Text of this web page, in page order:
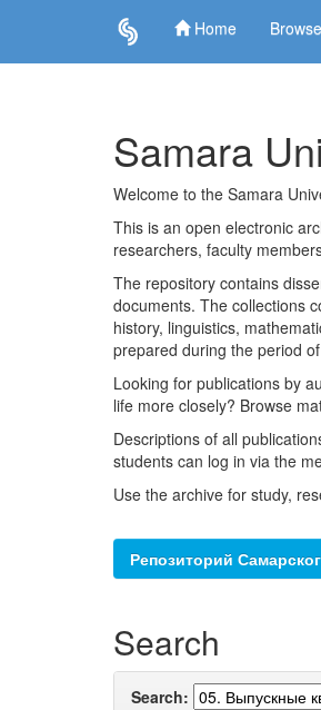
Home Browse
Samara
Welcome to the Samara
This is an open electronic
researchers, faculty
The repository contains
documents. The collections
history, linguistics,
prepared during the period
Looking for publications by
life more closely? Browse
Descriptions of all
students can log in via the
Use the archive for study,
Репозиторий
Search
Search: